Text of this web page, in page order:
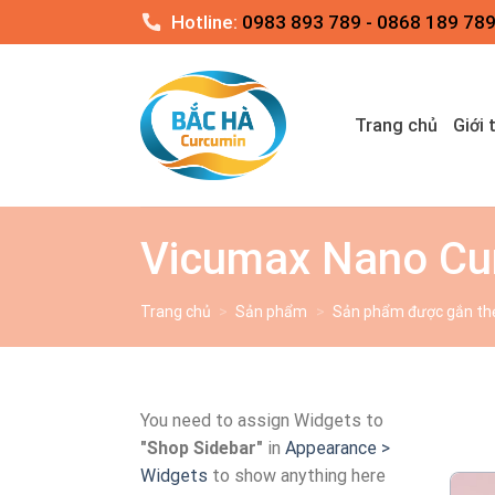
to
Hotline: 0983 893 789 - 0868 189 789
Trang chủ Giới
Vicumax Nano
Trang chủ > Sản phẩm > Sản phẩm được gắn
You need to assign Widgets to
"Shop Sidebar" in Appearance >
Widgets to show anything here